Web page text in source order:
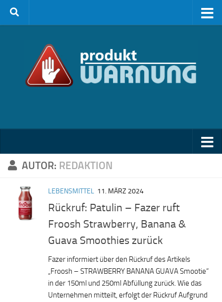
Zum Inhalt springen
AUTOR: REDAKTION
LEBENSMITTEL 11. MÄRZ 2024
Rückruf: Patulin – Fazer ruft
Froosh Strawberry, Banana &
Guava Smoothies zurück
Fazer informiert über den Rückruf des Artikels
„Froosh – STRAWBERRY BANANA GUAVA Smootie“
in der 150ml und 250ml Abfüllung zurück. Wie das
Unternehmen mitteilt, erfolgt der Rückruf Aufgrund